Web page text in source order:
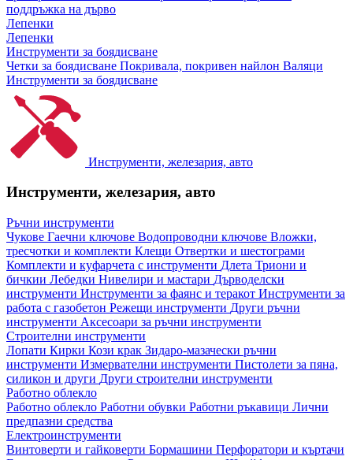
поддръжка на дърво
Лепенки
Лепенки
Инструменти за боядисване
Четки за боядисване Покривала, покривен найлон Валяци
Инструменти за боядисване
Инструменти, железария, авто
Инструменти, железария, авто
Ръчни инструменти
Чукове Гаечни ключове Водопроводни ключове Вложки,
тресчотки и комплекти Клещи Отвертки и шестограми
Комплекти и куфарчета с инструменти Длета Триони и
бичкии Лебедки Нивелири и мастари Дърводелски
инструменти Инструменти за фаянс и теракот Инструменти за
работа с газобетон Режещи инструменти Други ръчни
инструменти Аксесоари за ръчни инструменти
Строителни инструменти
Лопати Кирки Кози крак Зидаро-мазачески ръчни
инструменти Измервателни инструменти Пистолети за пяна,
силикон и други Други строителни инструменти
Работно облекло
Работно облекло Работни обувки Работни ръкавици Лични
предпазни средства
Електроинструменти
Винтоверти и гайковерти Бормашини Перфоратори и къртачи